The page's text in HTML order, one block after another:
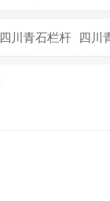
四川青石栏杆 四川